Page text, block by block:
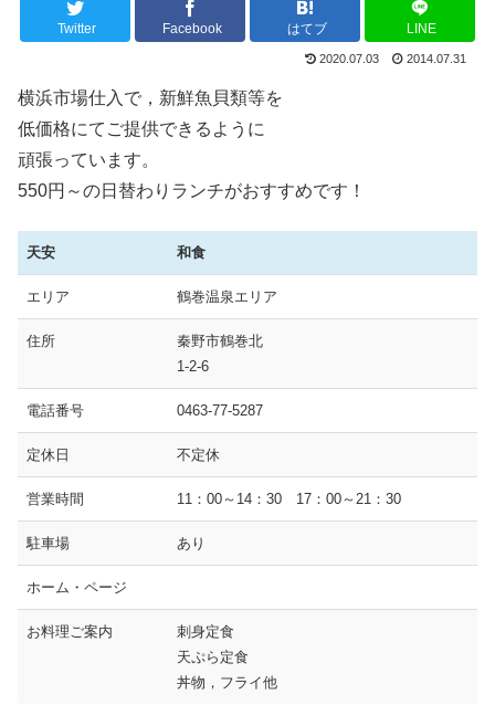
Twitter Facebook はてブ LINE
2020.07.03 2014.07.31
横浜市場仕入で，新鮮魚貝類等を
低価格にてご提供できるように
頑張っています。
550円～の日替わりランチがおすすめです！
天安 和食
エリア 鶴巻温泉エリア
住所
秦野市鶴巻北
1-2-6
電話番号 0463-77-5287
定休日 不定休
営業時間 11：00～14：30 17：00～21：30
駐車場 あり
ホーム・ページ
お料理ご案内
刺身定食
天ぷら定食
丼物，フライ他